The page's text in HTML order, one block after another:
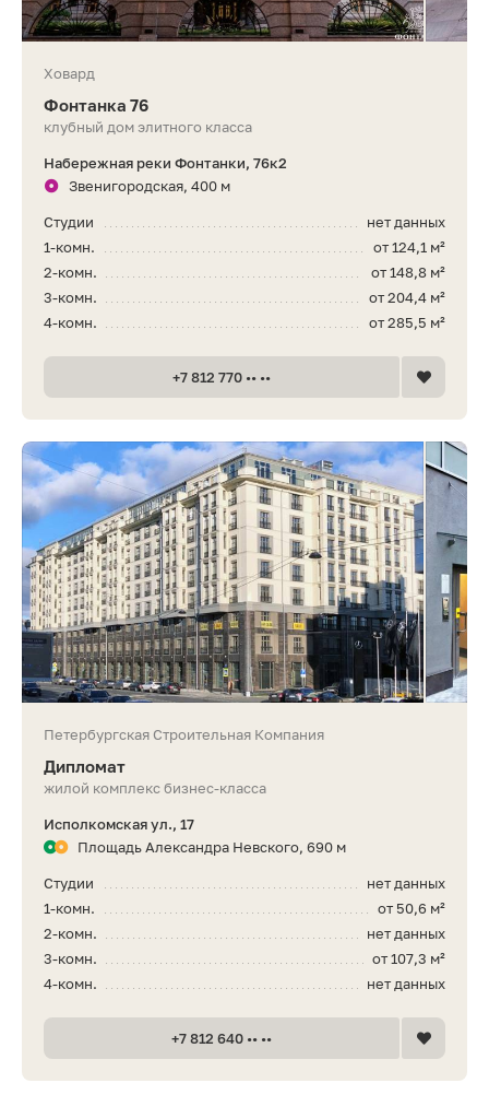
Ховард
Фонтанка 76
клубный дом элитного класса
Набережная реки Фонтанки, 76к2
Звенигородская, 400 м
нет данных
Студии
от 124,1 м²
1-комн.
от 148,8 м²
2-комн.
от 204,4 м²
3-комн.
от 285,5 м²
4-комн.
+7 812 770 •• ••
Петербургская Строительная Компания
Дипломат
жилой комплекс бизнес-класса
Исполкомская ул., 17
Площадь Александра Невского, 690 м
нет данных
Студии
от 50,6 м²
1-комн.
нет данных
2-комн.
от 107,3 м²
3-комн.
нет данных
4-комн.
+7 812 640 •• ••